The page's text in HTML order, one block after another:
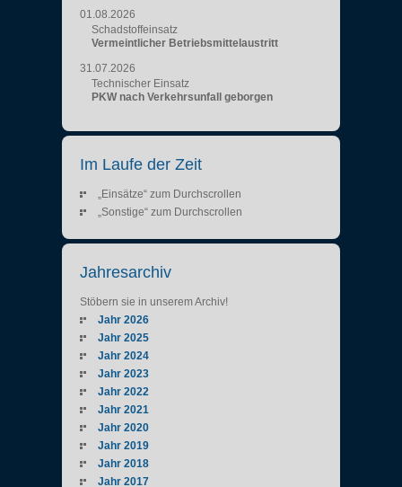
01.08.2026
Schadstoffeinsatz
Vermeintlicher Betriebsmittelaustritt
31.07.2026
Technischer Einsatz
PKW nach Verkehrsunfall geborgen
Im Laufe der Zeit
„Einsätze“ zum Durchscrollen
„Sonstige“ zum Durchscrollen
Jahresarchiv
Stöbern sie in unserem Archiv!
Jahr 2026
Jahr 2025
Jahr 2024
Jahr 2023
Jahr 2022
Jahr 2021
Jahr 2020
Jahr 2019
Jahr 2018
Jahr 2017